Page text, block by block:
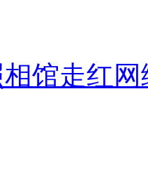
馆走红网